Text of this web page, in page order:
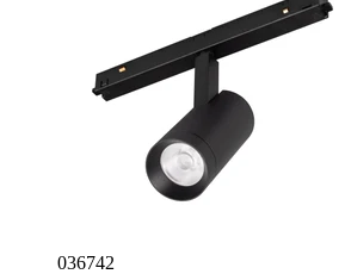
036742